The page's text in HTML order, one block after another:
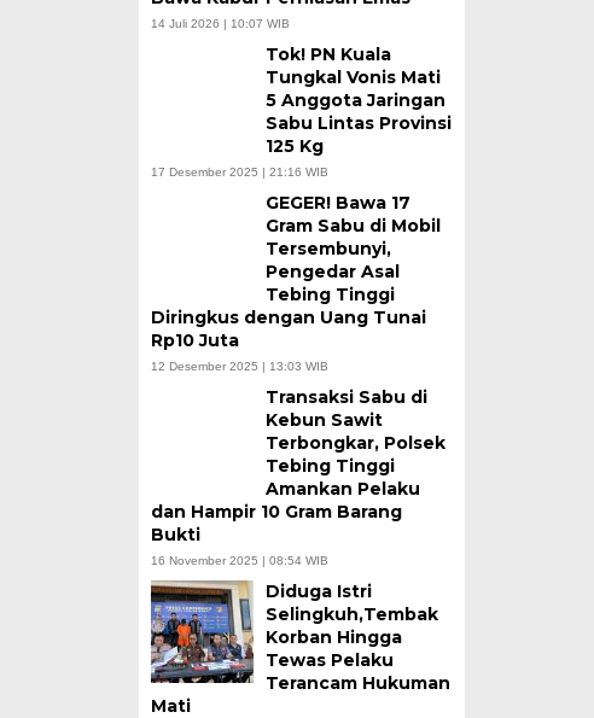
14 Juli 2026 | 10:07 WIB
Tok! PN Kuala
Tungkal Vonis Mati
5 Anggota Jaringan
Sabu Lintas Provinsi
125 Kg
17 Desember 2025 | 21:16 WIB
GEGER! Bawa 17
Gram Sabu di Mobil
Tersembunyi,
Pengedar Asal
Tebing Tinggi
Diringkus dengan Uang Tunai
Rp10 Juta
12 Desember 2025 | 13:03 WIB
Transaksi Sabu di
Kebun Sawit
Terbongkar, Polsek
Tebing Tinggi
Amankan Pelaku
dan Hampir 10 Gram Barang
Bukti
16 November 2025 | 08:54 WIB
Diduga Istri
Selingkuh,Tembak
Korban Hingga
Tewas Pelaku
Terancam Hukuman
Mati